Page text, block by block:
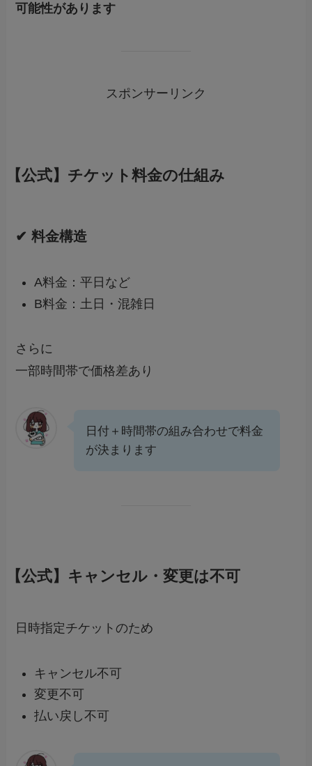
可能性があります
スポンサーリンク
【公式】チケット料金の仕組み
✔ 料金構造
A料金：平日など
B料金：土日・混雑日
さらに
一部時間帯で価格差あり
日付＋時間帯の組み合わせで料金
が決まります
【公式】キャンセル・変更は不可
日時指定チケットのため
キャンセル不可
変更不可
払い戻し不可